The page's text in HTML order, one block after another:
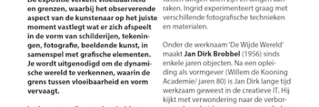
Beeldretraite IJsland TIMA | (re)shaping time |
stol de tijd | najaar 2019
WaardArt Open Atelierroute | 28 - 29 sept 2019